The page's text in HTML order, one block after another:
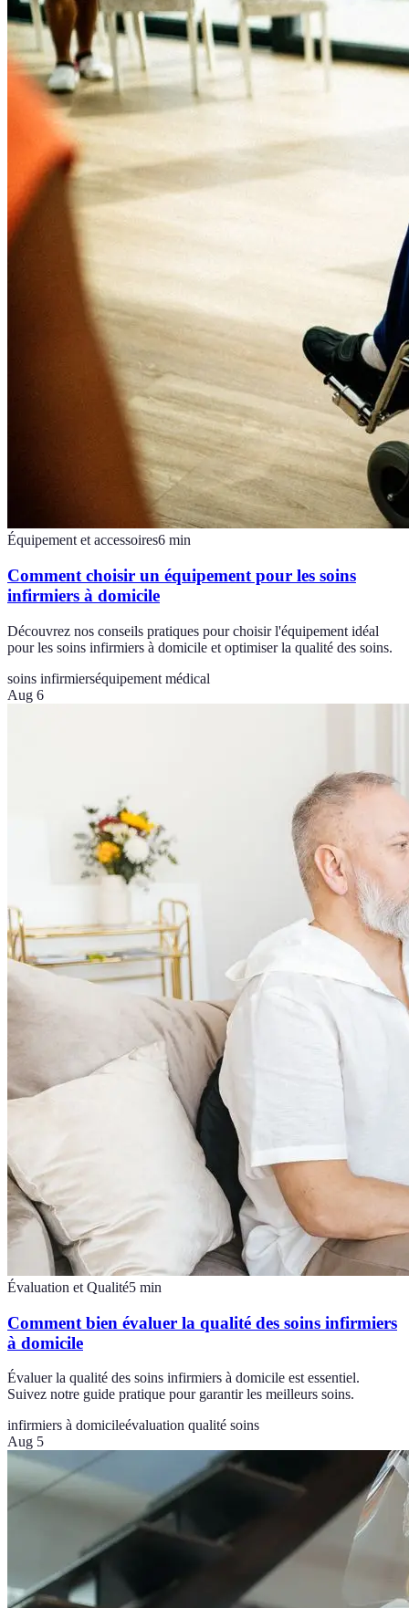
Équipement et accessoires6 min
Comment choisir un équipement pour les soins
infirmiers à domicile
Découvrez nos conseils pratiques pour choisir l'équipement idéal
pour les soins infirmiers à domicile et optimiser la qualité des soins.
soins infirmierséquipement médical
Aug 6
Évaluation et Qualité5 min
Comment bien évaluer la qualité des soins infirmiers
à domicile
Évaluer la qualité des soins infirmiers à domicile est essentiel.
Suivez notre guide pratique pour garantir les meilleurs soins.
infirmiers à domicileévaluation qualité soins
Aug 5